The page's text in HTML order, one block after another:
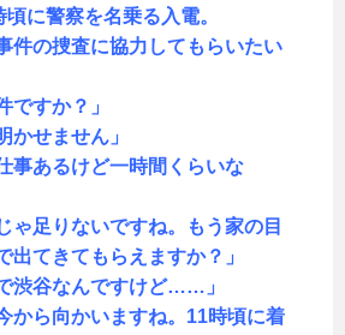
に警察を名乗る入電。
件の捜査に協力してもらいたい
ですか？」
かせません」
あるけど一時間くらいな
ゃ足りないですね。もう家の目
出てきてもらえますか？」
渋谷なんですけど……」
から向かいますね。11時頃に着